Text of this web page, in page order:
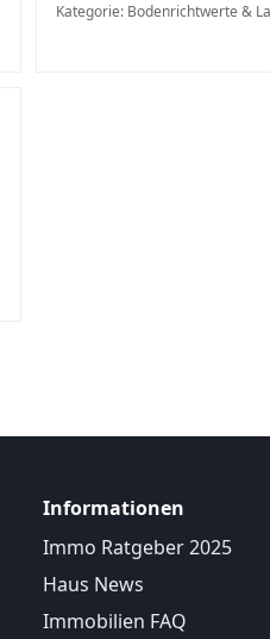
Kategorie: Bodenrichtwerte &
Informationen
Immo Ratgeber 2025
Haus News
Immobilien FAQ